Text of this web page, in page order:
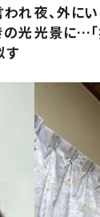
われ
光
す
夜、外に
光景に…「